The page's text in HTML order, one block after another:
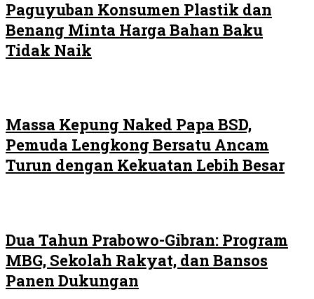
Paguyuban Konsumen Plastik dan
Benang Minta Harga Bahan Baku
Tidak Naik
Massa Kepung Naked Papa BSD,
Pemuda Lengkong Bersatu Ancam
Turun dengan Kekuatan Lebih Besar
Dua Tahun Prabowo-Gibran: Program
MBG, Sekolah Rakyat, dan Bansos
Panen Dukungan